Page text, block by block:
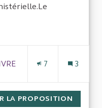
: Enseignement scolaire
7 3
LA PROPOSITION